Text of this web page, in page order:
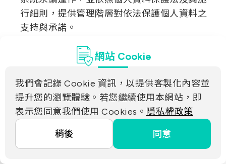
行細則，提供管理階層對依法保護個人資料之
支持與承諾。
電腦資訊系統安全管理。
網路安全管理。
系統存取管制。
系統發展及維護安全管理。
網站 Cookie
我們會記錄 Cookie 資訊，以提供客製化內容並
提升您的瀏覽體驗。若您繼續使用本網站，即
表示您同意我們使用 Cookies。 隱私權政策
稍後
同意